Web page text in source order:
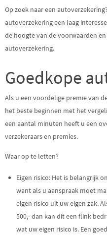
Op zoek naar een
autoverzekering een laag
de hoogte van de voorwaarden
autoverzekering.
Goedkope
Als u een voordelige premie van
het beste beginnen met het
een aantal minuten heeft u een
verzekeraars en premies.
Waar op te letten?
Eigen risico: Het is belangrijk
want als u aanspraak moet
eigen risico uit uw eigen zak.
500,- dan kan dit een flink
wat uw eigen risico is. Een